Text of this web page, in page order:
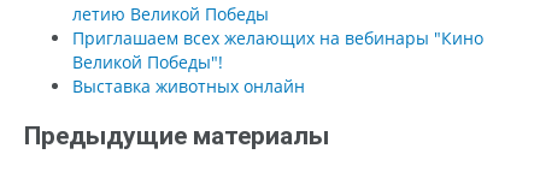
летию Великой Победы
Приглашаем всех желающих на вебинары "Кино
Великой Победы"!
Выставка животных онлайн
Предыдущие материалы